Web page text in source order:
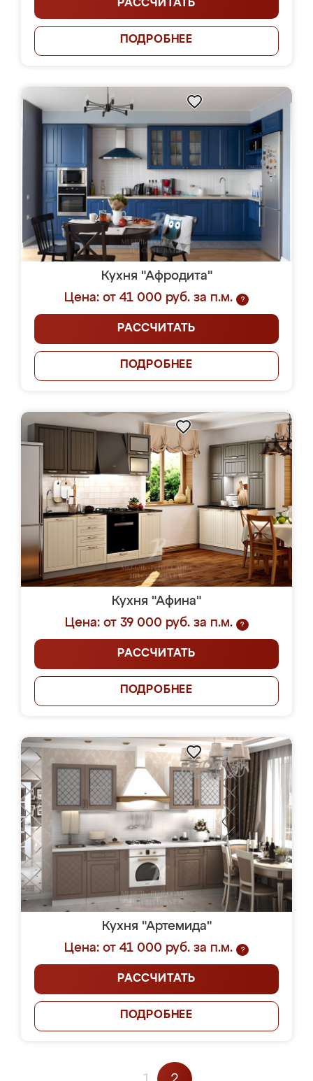
РАССЧИТАТЬ
ПОДРОБНЕЕ
Кухня "Афродита"
Цена: от 41 000 руб. за п.м.
?
РАССЧИТАТЬ
ПОДРОБНЕЕ
Кухня "Афина"
Цена: от 39 000 руб. за п.м.
?
РАССЧИТАТЬ
ПОДРОБНЕЕ
Кухня "Артемида"
Цена: от 41 000 руб. за п.м.
?
РАССЧИТАТЬ
ПОДРОБНЕЕ